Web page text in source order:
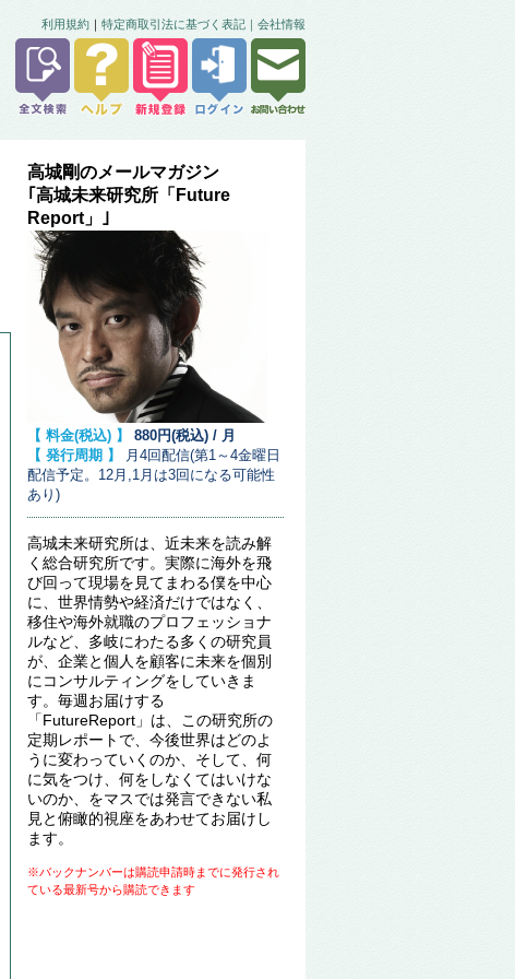
利用規約 ｜ 特定商取引法に基づく表記｜ 会社情報
高城剛のメールマガジン
｢高城未来研究所「Future
Report」｣
【 料金(税込) 】
880円(税込) / 月
【 発行周期 】
月4回配信(第1～4金曜日
配信予定。12月,1月は3回になる可能性
あり)
高城未来研究所は、近未来を読み解
く総合研究所です。実際に海外を飛
び回って現場を見てまわる僕を中心
に、世界情勢や経済だけではなく、
移住や海外就職のプロフェッショナ
ルなど、多岐にわたる多くの研究員
が、企業と個人を顧客に未来を個別
にコンサルティングをしていきま
す。毎週お届けする
「FutureReport」は、この研究所の
定期レポートで、今後世界はどのよ
うに変わっていくのか、そして、何
に気をつけ、何をしなくてはいけな
いのか、をマスでは発言できない私
見と俯瞰的視座をあわせてお届けし
ます。
※バックナンバーは購読申請時までに発行され
ている最新号から購読できます